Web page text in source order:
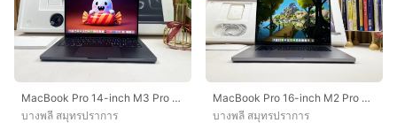
MacBook Pro 14-inch M3 Pro 2023 Ram8GB SSD512GB Black
บางพลี สมุทรปราการ
MacBook Pro 16-inch M2 Pro 2023 Ram16GB SSD512GB Space Gray
บางพลี สมุทรปราการ